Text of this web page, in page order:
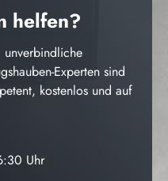
helfen?
unverbindliche
Experten sind
kostenlos und auf
Uhr